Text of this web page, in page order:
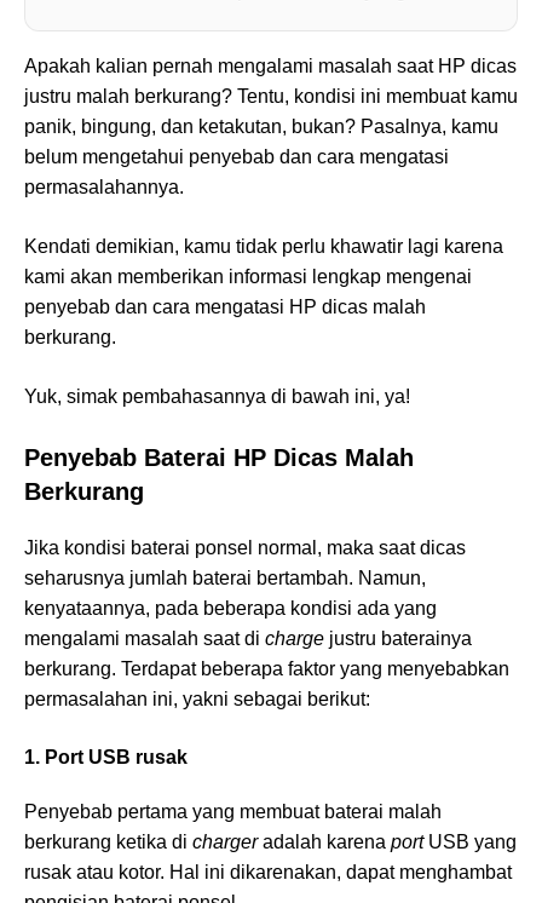
Apakah kalian pernah mengalami masalah saat HP dicas
justru malah berkurang? Tentu, kondisi ini membuat kamu
panik, bingung, dan ketakutan, bukan? Pasalnya, kamu
belum mengetahui penyebab dan cara mengatasi
permasalahannya.
Kendati demikian, kamu tidak perlu khawatir lagi karena
kami akan memberikan informasi lengkap mengenai
penyebab dan cara mengatasi HP dicas malah
berkurang.
Yuk, simak pembahasannya di bawah ini, ya!
Penyebab Baterai HP Dicas Malah
Berkurang
Jika kondisi baterai ponsel normal, maka saat dicas
seharusnya jumlah baterai bertambah. Namun,
kenyataannya, pada beberapa kondisi ada yang
mengalami masalah saat di charge justru baterainya
berkurang. Terdapat beberapa faktor yang menyebabkan
permasalahan ini, yakni sebagai berikut:
1. Port USB rusak
Penyebab pertama yang membuat baterai malah
berkurang ketika di chargeradalah karena port USB yang
rusak atau kotor. Hal ini dikarenakan, dapat menghambat